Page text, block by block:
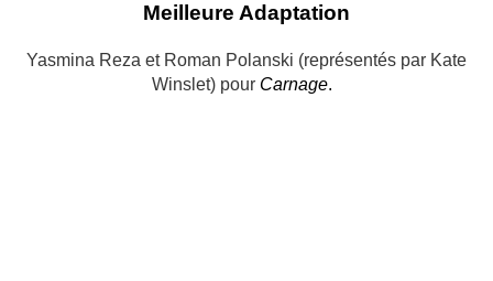
Meilleure Adaptation
Yasmina Reza et Roman Polanski (représentés par Kate
Winslet) pour Carnage.